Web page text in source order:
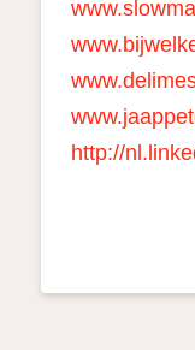
http://